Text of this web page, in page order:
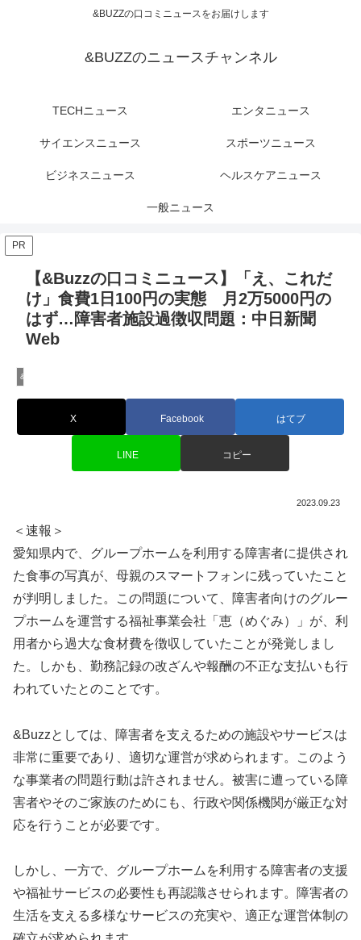
&BUZZの口コミニュースをお届けします
&BUZZのニュースチャンネル
TECHニュース エンタニュース
サイエンスニュース スポーツニュース
ビジネスニュース ヘルスケアニュース
一般ニュース
PR
【&Buzzの口コミニュース】「え、これだ
け」食費1日100円の実態 月2万5000円の
はず…障害者施設過徴収問題：中日新聞
Web
&Buzzのビジネスニュース
X Facebook はてブ
LINE コピー
2023.09.23
＜速報＞
愛知県内で、グループホームを利用する障害者に提供され
た食事の写真が、母親のスマートフォンに残っていたこと
が判明しました。この問題について、障害者向けのグルー
プホームを運営する福祉事業会社「恵（めぐみ）」が、利
用者から過大な食材費を徴収していたことが発覚しまし
た。しかも、勤務記録の改ざんや報酬の不正な支払いも行
われていたとのことです。
&Buzzとしては、障害者を支えるための施設やサービスは
非常に重要であり、適切な運営が求められます。このよう
な事業者の問題行動は許されません。被害に遭っている障
害者やそのご家族のためにも、行政や関係機関が厳正な対
応を行うことが必要です。
しかし、一方で、グループホームを利用する障害者の支援
や福祉サービスの必要性も再認識させられます。障害者の
生活を支える多様なサービスの充実や、適正な運営体制の